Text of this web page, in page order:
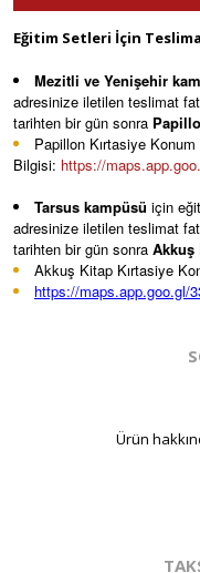
Eğitim Setleri İçin
Mezitli ve Yenişehir
adresinize iletilen teslimat
tarihten bir gün sonra
Papillon Kırtasiye Konum
Bilgisi: https://
Tarsus kampüsü için
adresinize iletilen teslimat
tarihten bir gün sonra Akkuş
Akkuş Kitap Kırtasiye
https://maps.app.goo.gl/
Ürün